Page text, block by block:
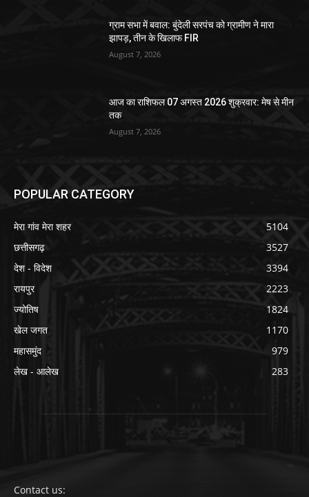
ग्राम सभा में बवाल: बुंदेली सरपंच को ग्रामीण ने मारा
झापड़, तीन के खिलाफ FIR
August 7, 2026
आज का राशिफल 07 अगस्त 2026 शुक्रवार: मेष से मीन
तक
August 7, 2026
POPULAR CATEGORY
मेरा गांव मेरा शहर
5104
छत्तीसगढ़
3527
देश - विदेश
3394
रायपुर
2223
ज्योतिष
1824
खेल जगत
1170
महासमुंद
979
लेख - आलेख
283
Contact us: